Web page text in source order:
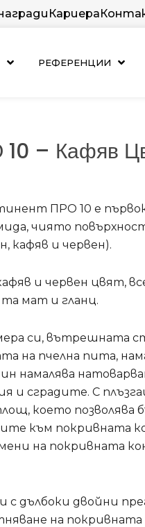
Кариера
РЕФЕРЕНЦИИ
– Кафяв
ПРО 10 е
чиято повърхност
кафяв и червен).
и червен цвят,
мат и гланц.
си, вътрешната
на пчелна пита,
намалява
и сградите. С
което позволява
към покривната
на покривната
дълбоки двойни
на покривната